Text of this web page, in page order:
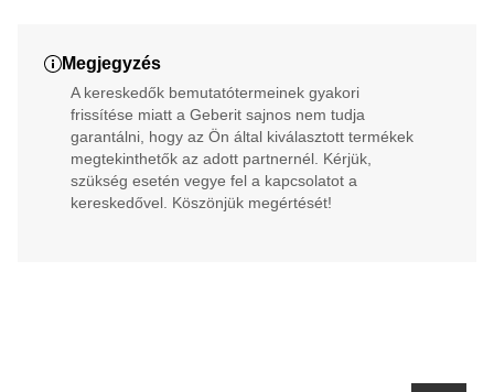
Megjegyzés
A kereskedők bemutatótermeinek gyakori
frissítése miatt a Geberit sajnos nem tudja
garantálni, hogy az Ön által kiválasztott termékek
megtekinthetők az adott partnernél. Kérjük,
szükség esetén vegye fel a kapcsolatot a
kereskedővel. Köszönjük megértését!